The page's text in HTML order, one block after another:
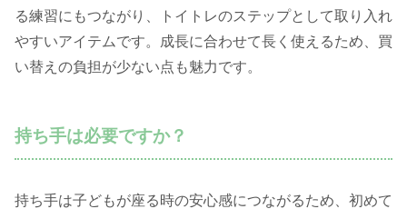
る練習にもつながり、トイトレのステップとして取り入れ
やすいアイテムです。成長に合わせて長く使えるため、買
い替えの負担が少ない点も魅力です。
持ち手は必要ですか？
持ち手は子どもが座る時の安心感につながるため、初めて